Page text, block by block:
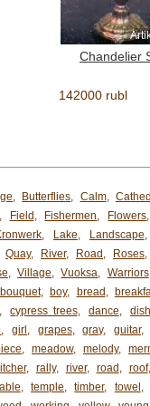
Chandelier
142000 rubl
, Butterflies, Calm,
, Field , Fishermen, Flowers
, Lake, Landscape
Quay, River, Road , Roses,
, Village, Vuoksa, Warriors
bouquet, boy, bread ,
, cypress trees, dance,
, girl , grapes, gray, guitar,
, meadow, melody,
, rally, river, road , roof
, temple, timber, towel ,